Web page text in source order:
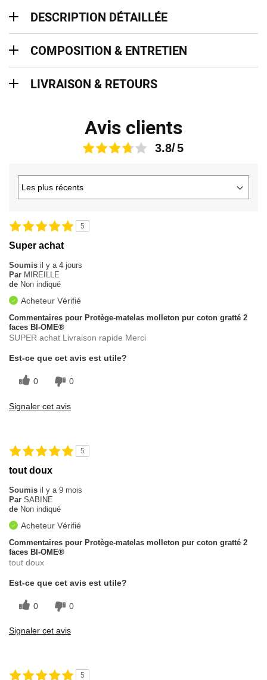
DESCRIPTION DÉTAILLÉE
COMPOSITION & ENTRETIEN
LIVRAISON & RETOURS
Avis clients
3.8
5
Super achat
Soumis il y a 4 jours
Par MIREILLE
de Non indiqué
Acheteur Vérifié
Commentaires pour Protège-matelas molleton pur coton gratté 2
faces BI-OME®
SUPER achat Livraison rapide Merci
Est-ce que cet avis est utile?
0 0
Signaler cet avis
5
tout doux
Soumis il y a 9 mois
Par SABINE
de Non indiqué
Acheteur Vérifié
Commentaires pour Protège-matelas molleton pur coton gratté 2
faces BI-OME®
tout doux
Est-ce que cet avis est utile?
0 0
Signaler cet avis
5